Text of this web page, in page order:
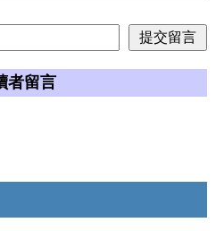
者留言